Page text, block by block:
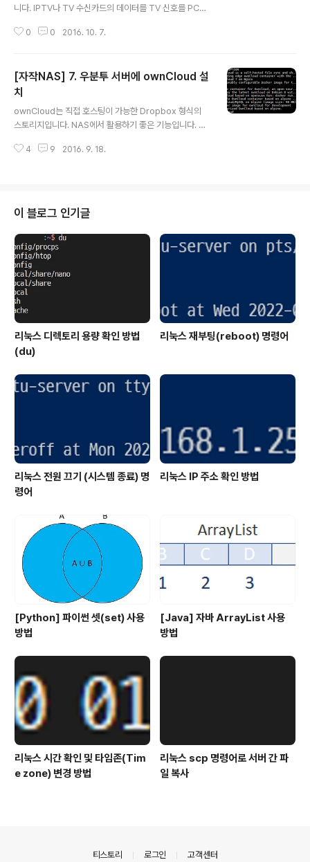
니다. IPTV나 TV 수신카드의 데이터를 TV 신호를 PC나
end를 설치하는 방법과 활용 방법을 알아보도록 하겠습니
입니다. 그래도 다양한 유저가 제공하는 커스텀 이미지가
존재합니다. 그 중 다운로드 횟수가 가장 많은 tobbenb/t
vheadend-unstable을 다운로드 받아서 설치하도록 하
겠습니다. 아래 주소를 통해서 도커파일 등의 내용을 확인
할 수 있습니다. https://hub.docker.com/r/tobbenb/
tvheadend-unstable/ 이미..
0 0 2016. 10. 7.
[자작NAS] 7. 우분투 서버에 ownCloud 설
치
ownCloud는 직접 호스팅이 가능한 Dropbox 형식의
스토리지입니다. NAS에서 활용하기 좋은 기능입니다. o
을 진행하면 됩니다. 1. MariaDB 설정 먼저 ownCloud
이너가 시작되면 MariaDB에 연결합니다. sudo docker
exec -it mariadb bash MariaDB 설정을 위해 root
계정으로 DB에 접속합니다. mysql -u root -p 연결한
이후에 owncloud가 사용할 DB를 생성합니다. CREAT
E..
4 9 2016. 9. 18.
이 블로그 인기글
리눅스 디렉토리 용량 확인 방법
(du)
리눅스 재부팅(reboot) 명령어
리눅스 전원 끄기 (시스템 종료) 명
령어
리눅스 IP 주소 확인 방법
[Python] 파이썬 셋(set) 사용
방법
[Java] 자바 ArrayList 사용
방법
리눅스 시간 확인 및 타임존(Tim
e zone) 변경 방법
리눅스 scp 명령어로 서버 간 파
일 복사
티스토리 로그인 고객센터